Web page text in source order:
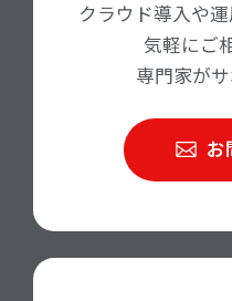
クラウド導入や
気軽にご
専門家がサ
お